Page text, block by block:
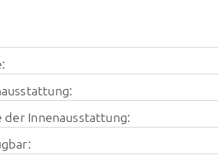
der Innenausstattung: